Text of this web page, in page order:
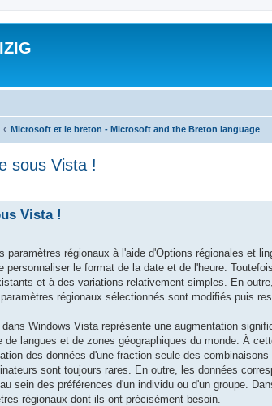
Microsoft et le breton - Microsoft and the Breton language
sous Vista !
Vista !
régionaux à l'aide d'Options régionales et
le format de la date et de l'heure.
et à des variations relativement simples. En
régionaux sélectionnés sont modifiés puis
Windows Vista représente une augmentation
langues et de zones géographiques du monde. À
des données d'une fraction seule des
sont toujours rares. En outre, les données
sein des préférences d'un individu ou d'un groupe.
régionaux dont ils ont précisément besoin.